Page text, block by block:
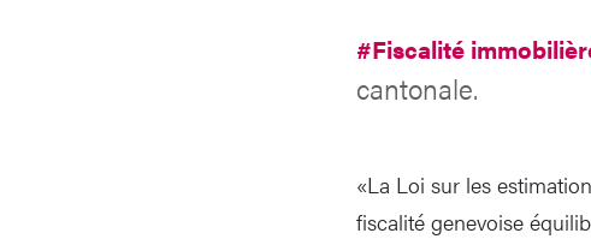
#Fiscalité
cantonale.
«La Loi sur les
fiscalité genevoise